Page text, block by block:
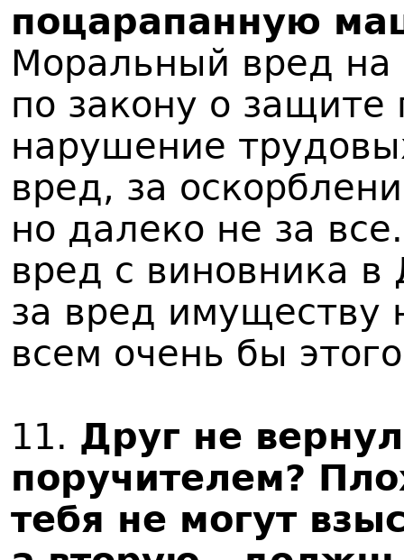
поцарапанную
Моральный вред на
по закону о защите
нарушение
вред, за
но далеко не за
вред с виновника
за вред имуществу
всем очень бы
11. Друг не
поручителем?
тебя не могут